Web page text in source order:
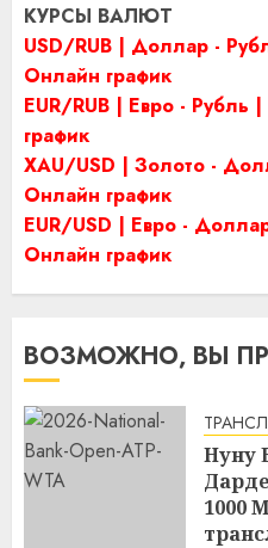
КУРСЫ ВАЛЮТ
USD/RUB | Доллар -
Онлайн график
EUR/RUB | Евро - Рубль
график
XAU/USD | Золото -
Онлайн график
EUR/USD | Евро -
Онлайн график
ВОЗМОЖНО, ВЫ
Нуну
1000